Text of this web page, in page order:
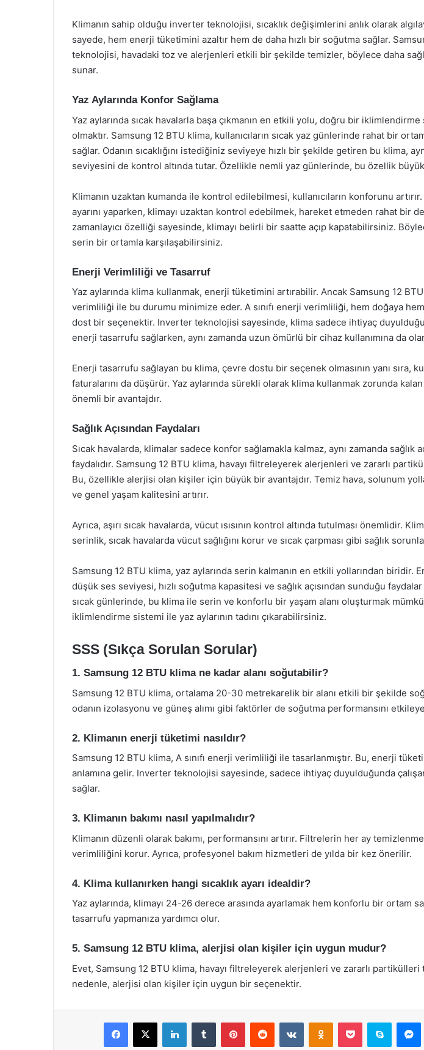
Klimanın sahip olduğu inverter teknolojisi, sıcaklık değişimlerini anlık olarak
sayede, hem enerji tüketimini azaltır hem de daha hızlı bir soğutma sağlar.
teknolojisi, havadaki toz ve alerjenleri etkili bir şekilde temizler, böylece daha
sunar.
Yaz Aylarında Konfor Sağlama
Yaz aylarında sıcak havalarla başa çıkmanın en etkili yolu, doğru bir
olmaktır. Samsung 12 BTU klima, kullanıcıların sıcak yaz günlerinde rahat bir
sağlar. Odanın sıcaklığını istediğiniz seviyeye hızlı bir şekilde getiren bu klima,
seviyesini de kontrol altında tutar. Özellikle nemli yaz günlerinde, bu özellik
Klimanın uzaktan kumanda ile kontrol edilebilmesi, kullanıcıların konforunu
ayarını yaparken, klimayı uzaktan kontrol edebilmek, hareket etmeden rahat bir
zamanlayıcı özelliği sayesinde, klimayı belirli bir saatte açıp kapatabilirsiniz.
serin bir ortamla karşılaşabilirsiniz.
Enerji Verimliliği ve Tasarruf
Yaz aylarında klima kullanmak, enerji tüketimini artırabilir. Ancak Samsung 12
verimliliği ile bu durumu minimize eder. A sınıfı enerji verimliliği, hem doğaya hem
dost bir seçenektir. Inverter teknolojisi sayesinde, klima sadece ihtiyaç
enerji tasarrufu sağlarken, aynı zamanda uzun ömürlü bir cihaz kullanımına da
Enerji tasarrufu sağlayan bu klima, çevre dostu bir seçenek olmasının yanı sıra,
faturalarını da düşürür. Yaz aylarında sürekli olarak klima kullanmak zorunda
önemli bir avantajdır.
Sağlık Açısından Faydaları
Sıcak havalarda, klimalar sadece konfor sağlamakla kalmaz, aynı zamanda sağlık
faydalıdır. Samsung 12 BTU klima, havayı filtreleyerek alerjenleri ve zararlı
Bu, özellikle alerjisi olan kişiler için büyük bir avantajdır. Temiz hava, solunum
ve genel yaşam kalitesini artırır.
Ayrıca, aşırı sıcak havalarda, vücut ısısının kontrol altında tutulması önemlidir.
serinlik, sıcak havalarda vücut sağlığını korur ve sıcak çarpması gibi sağlık
Samsung 12 BTU klima, yaz aylarında serin kalmanın en etkili yollarından biridir.
düşük ses seviyesi, hızlı soğutma kapasitesi ve sağlık açısından sunduğu faydalar
sıcak günlerinde, bu klima ile serin ve konforlu bir yaşam alanı oluşturmak
iklimlendirme sistemi ile yaz aylarının tadını çıkarabilirsiniz.
SSS (Sıkça Sorulan Sorular)
1. Samsung 12 BTU klima ne kadar alanı soğutabilir?
Samsung 12 BTU klima, ortalama 20-30 metrekarelik bir alanı etkili bir şekilde
odanın izolasyonu ve güneş alımı gibi faktörler de soğutma performansını
2. Klimanın enerji tüketimi nasıldır?
Samsung 12 BTU klima, A sınıfı enerji verimliliği ile tasarlanmıştır. Bu, enerji
anlamına gelir. Inverter teknolojisi sayesinde, sadece ihtiyaç duyulduğunda
sağlar.
3. Klimanın bakımı nasıl yapılmalıdır?
Klimanın düzenli olarak bakımı, performansını artırır. Filtrelerin her ay
verimliliğini korur. Ayrıca, profesyonel bakım hizmetleri de yılda bir kez önerilir.
4. Klima kullanırken hangi sıcaklık ayarı idealdir?
Yaz aylarında, klimayı 24-26 derece arasında ayarlamak hem konforlu bir ortam
tasarrufu yapmanıza yardımcı olur.
5. Samsung 12 BTU klima, alerjisi olan kişiler için uygun mudur?
Evet, Samsung 12 BTU klima, havayı filtreleyerek alerjenleri ve zararlı partikülleri
nedenle, alerjisi olan kişiler için uygun bir seçenektir.
Facebook
X LinkedInTumblr PinterestReddit VKontakteOdnoklassniki
Pocket Skype